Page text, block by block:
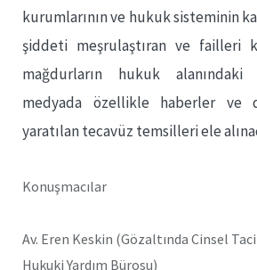
kurumlarının ve hukuk sisteminin
şiddeti meşrulaştıran ve failleri
mağdurların hukuk
medyada özellikle haberler ve
yaratılan tecavüz temsilleri ele
Konuşmacılar
Av. Eren Keskin (Gözaltında Cinsel
Hukuki Yardım Bürosu)